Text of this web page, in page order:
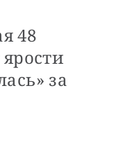
48
за